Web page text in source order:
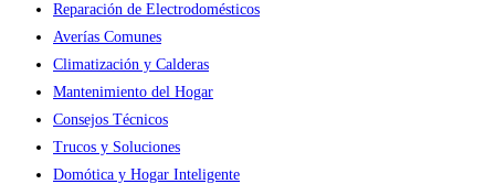
Reparación de Electrodomésticos
Averías Comunes
Climatización y Calderas
Mantenimiento del Hogar
Consejos Técnicos
Trucos y Soluciones
Domótica y Hogar Inteligente